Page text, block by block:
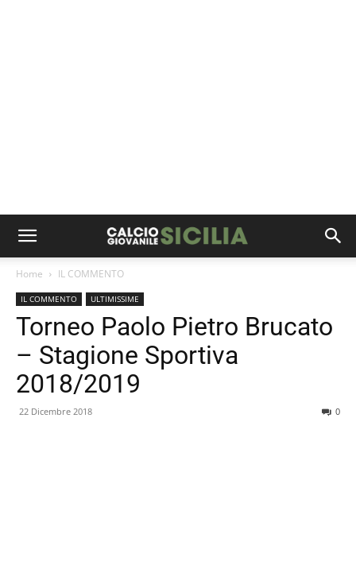
Home IL COMMENTO
IL COMMENTO ULTIMISSIME
Torneo Paolo Pietro Brucato
– Stagione Sportiva
2018/2019
22 Dicembre 2018 0